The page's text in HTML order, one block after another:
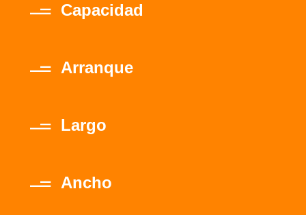
Capacidad
Arranque
Largo
Ancho